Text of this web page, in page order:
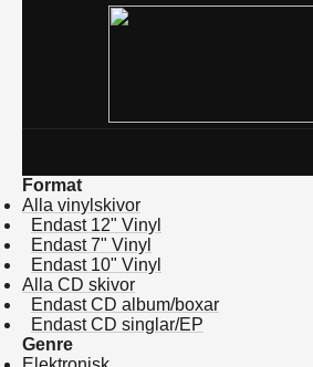
Format
Alla vinylskivor
Endast 12" Vinyl
Endast 7" Vinyl
Endast 10" Vinyl
Alla CD skivor
Endast CD album/boxar
Endast CD singlar/EP
Genre